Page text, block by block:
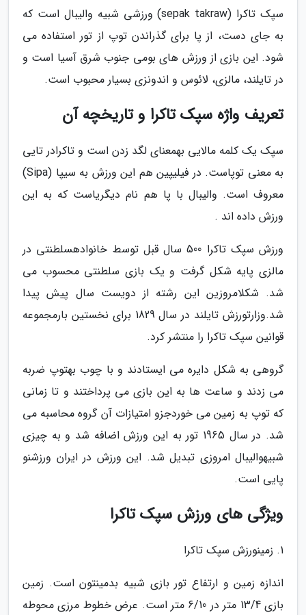
سپک تاکرا (sepak takraw) ورزشی شبیه والیبال است که
به جای دست، از پا برای گذراندن توپ از تور استفاده می
شود. این بازی از ورزش های بومی جنوب شرق آسیا است و
در تایلند، مالزی، لائوس و اندونزی بسیار محبوب است.
تعریف واژه سپک تاکرا و تاریخچه آن
سپک یک کلمه مالایی بهمعنای لگد زدن است و تاکرادر تایی
به معنی توپاست. در فیلیپین هم این ورزش به سیپا (Sipa)
معروف است. والیبال با پا هم نام دیگریاست که به این
ورزش داده اند .
ورزش سپک تاکرا 500 سال قبل توسط خانوادهسلطنتی در
مالزی پایه شکل گرفت و یک بازی سلطنتی محسوب می
شد. شکلامروزین این رشته از دویست سال پیش پیدا
شد.وزارتورزش تایلند در سال 1829 برای نخستین بارمجموعه
قوانین سپک تاکرا را منتشر کرد.
گروهی به شکل دایره می ایستادند و با چوب بهتوپ ضربه
می زدند و ساعت ها به این بازی می پرداختند و تا زمانی
که توپ به زمین می خوردجزو امتیازات آن گروه محاسبه می
شد. در سال 1965 تور به این ورزش اضافه شد و به چیزی
شبیهوالیبال امروزی تبدیل شد. این ورزش در ایران ورزشنو
پایی است.
ویژگی های ورزش سپک تاکرا
1. زمینورزش سپک تاکرا
اندازه زمین و ارتفاع تور بازی شبیه بدمینتون است. زمین
بازی 13/4 متر در 6/10 متر است. عرض خطوط مرزی محوطه